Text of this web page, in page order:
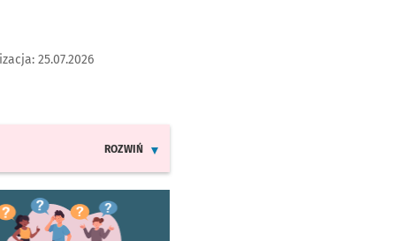
25.07.2026
ROZWIŃ
się w nowej karcie